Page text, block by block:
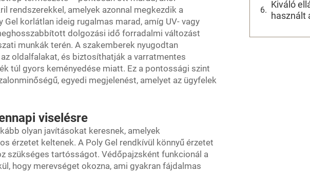
rendszerekkel, amelyek azonnal megkezdik a
korlátlan ideig rugalmas marad, amíg UV- vagy
dolgozási idő forradalmi változást
munkák terén. A szakemberek nyugodtan
oldalfalakat, és biztosíthatják a varratmentes
túl gyors keményedése miatt. Ez a pontossági szint
egyedi megjelenést, amelyet az ügyfelek
viselésre
olyan javításokat keresnek, amelyek
érzetet keltenek. A Poly Gel rendkívül könnyű érzetet
szükséges tartósságot. Védőpajzsként funkcionál a
hogy merevséget okozna, ami gyakran fájdalmas
Kiváló
használt